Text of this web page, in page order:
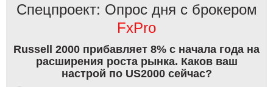
Спецпроект: Опрос дня с брокером
FxPro
Russell 2000 прибавляет 8% с начала года на
расширения роста рынка. Каков ваш
настрой по US2000 сейчас?